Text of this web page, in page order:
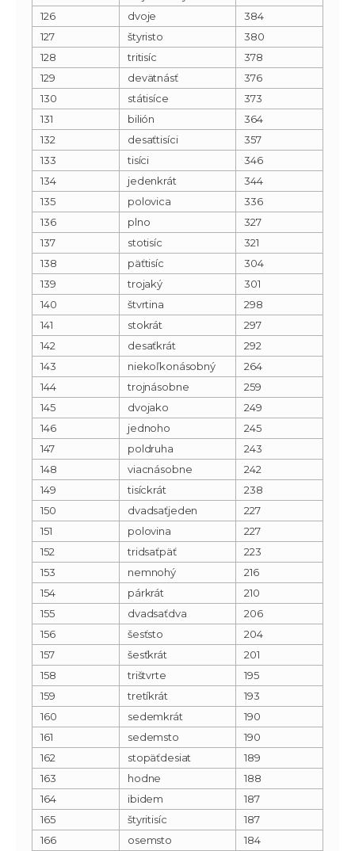
126
dvoje
384
127
štyristo
380
128
tritisíc
378
129
devätnásť
376
130
státisíce
373
131
bilión
364
132
desaťtisíci
357
133
tisíci
346
134
jedenkrát
344
135
polovica
336
136
plno
327
137
stotisíc
321
138
päťtisíc
304
139
trojaký
301
140
štvrtina
298
141
stokrát
297
142
desaťkrát
292
143
niekoľkonásobný
264
144
trojnásobne
259
145
dvojako
249
146
jednoho
245
147
poldruha
243
148
viacnásobne
242
149
tisíckrát
238
150
dvadsaťjeden
227
151
polovina
227
152
tridsaťpäť
223
153
nemnohý
216
154
párkrát
210
155
dvadsaťdva
206
156
šesťsto
204
157
šesťkrát
201
158
trištvrte
195
159
tretíkrát
193
160
sedemkrát
190
161
sedemsto
190
162
stopäťdesiat
189
163
hodne
188
164
ibidem
187
165
štyritisíc
187
166
osemsto
184